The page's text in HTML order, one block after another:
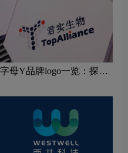
字母Y品牌logo一览：探索